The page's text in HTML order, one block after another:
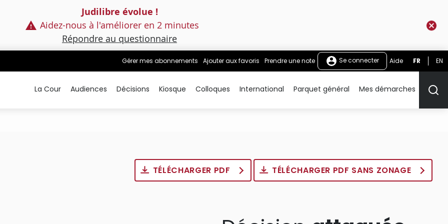
Judilibre évolue !
Aidez-nous à l'améliorer en 2 minutes
Répondre au questionnaire
Gérer mes abonnements Ajouter aux favoris Prendre une note Se connecter Aide FR EN
La Cour Audiences Décisions Kiosque Colloques International Parquet général Mes démarches
TÉLÉCHARGER PDF TÉLÉCHARGER PDF SANS ZONAGE